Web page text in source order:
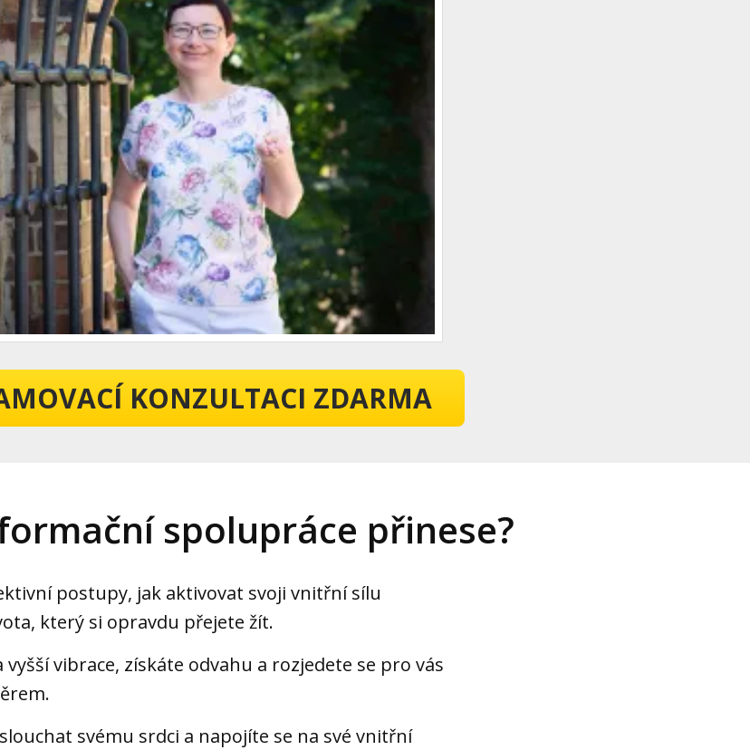
KONZULTACI ZDARMA
spolupráce přinese?
postupy, jak aktivovat svoji vnitřní sílu
který si opravdu přejete žít.
vyšší vibrace, získáte odvahu a rozjedete se pro vás
svému srdci a napojíte se na své vnitřní